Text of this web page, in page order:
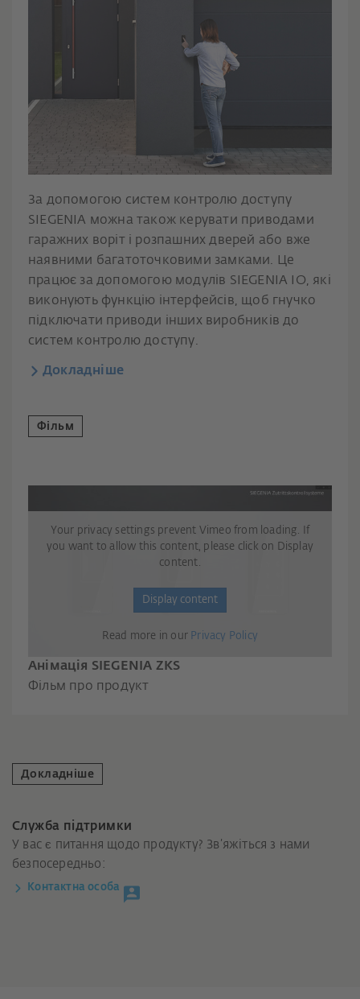
За допомогою систем контролю доступу
SIEGENIA можна також керувати приводами
гаражних воріт і розпашних дверей або вже
наявними багатоточковими замками. Це
працює за допомогою модулів SIEGENIA IO, які
виконують функцію інтерфейсів, щоб гнучко
підключати приводи інших виробників до
систем контролю доступу.
Докладніше
Фільм
Your privacy settings prevent Vimeo from loading. If
you want to allow this content, please click on Display
content.
Display content
Read more in our Privacy Policy
Анімація SIEGENIA ZKS
Фільм про продукт
Докладніше
Служба підтримки
У вас є питання щодо продукту? Зв’яжіться з нами
безпосередньо:
Контактна особа